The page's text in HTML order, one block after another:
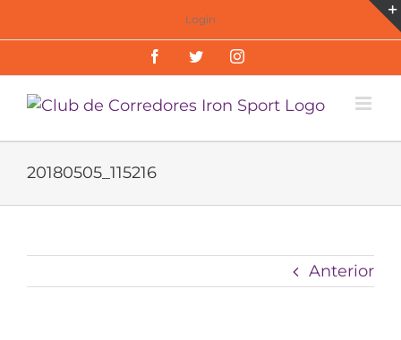
al
Login
FacebookTwitterInstagram
20180505_115216
Anterior